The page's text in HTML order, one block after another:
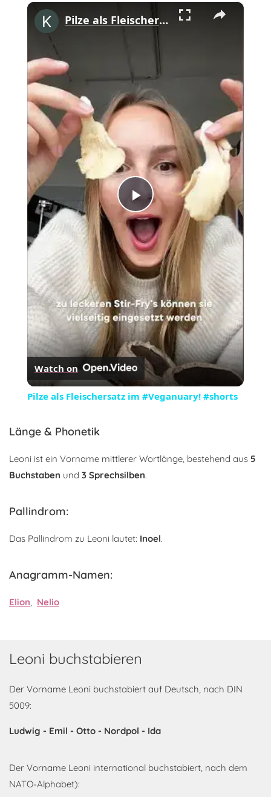
×
Play
Video
Pilze als Fleischersatz im #Veganuary! #shorts
Watch on
Pilze als Fleischersatz im #Veganuary! #shorts
Länge & Phonetik
Leoni ist ein Vorname mittlerer Wortlänge, bestehend aus 5
Buchstaben und 3 Sprechsilben.
Pallindrom:
Das Pallindrom zu Leoni lautet: Inoel.
Anagramm-Namen:
Elion, Nelio
Leoni buchstabieren
Der Vorname Leoni buchstabiert auf Deutsch, nach DIN
5009:
Ludwig - Emil - Otto - Nordpol - Ida
Der Vorname Leoni international buchstabiert, nach dem
NATO-Alphabet):